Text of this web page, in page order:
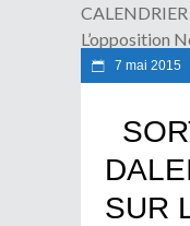
CALENDRIER
L’opposition
7 mai 2015
SUR